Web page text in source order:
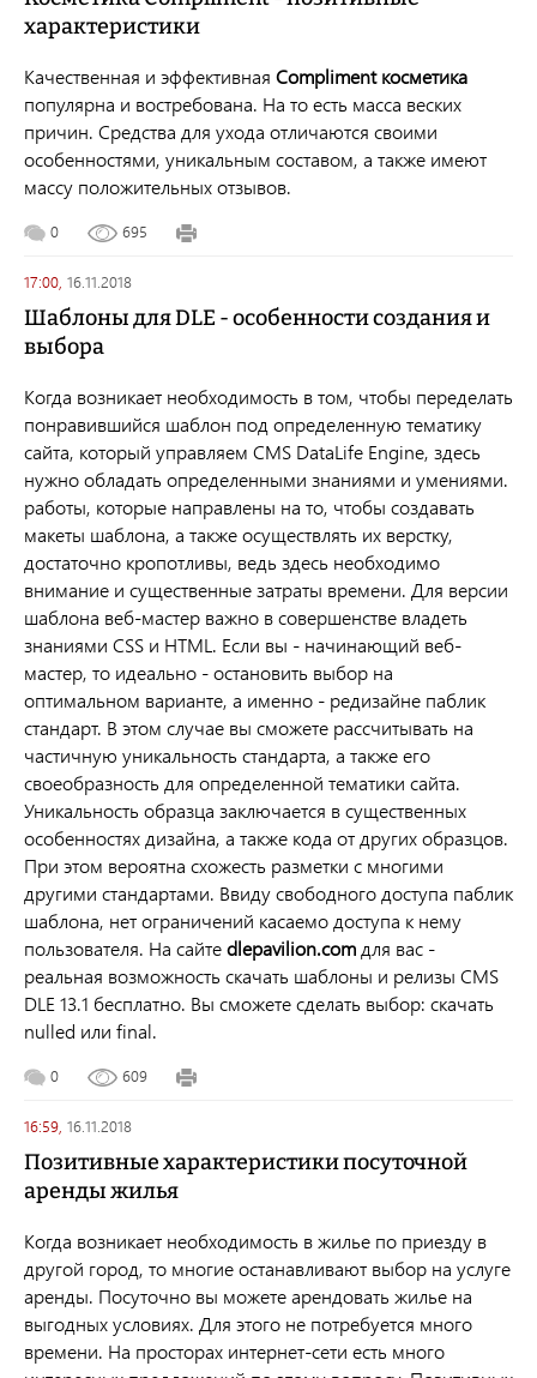
характеристики
Качественная и эффективная Compliment косметика
популярна и востребована. На то есть масса веских
причин. Средства для ухода отличаются своими
особенностями, уникальным составом, а также имеют
массу положительных отзывов.
0 695
17:00, 16.11.2018
Шаблоны для DLE - особенности создания и
выбора
Когда возникает необходимость в том, чтобы переделать
понравившийся шаблон под определенную тематику
сайта, который управляем CMS DataLife Engine, здесь
нужно обладать определенными знаниями и умениями.
работы, которые направлены на то, чтобы создавать
макеты шаблона, а также осуществлять их верстку,
достаточно кропотливы, ведь здесь необходимо
внимание и существенные затраты времени. Для версии
шаблона веб-мастер важно в совершенстве владеть
знаниями CSS и HTML. Если вы - начинающий веб-
мастер, то идеально - остановить выбор на
оптимальном варианте, а именно - редизайне паблик
стандарт. В этом случае вы сможете рассчитывать на
частичную уникальность стандарта, а также его
своеобразность для определенной тематики сайта.
Уникальность образца заключается в существенных
особенностях дизайна, а также кода от других образцов.
При этом вероятна схожесть разметки с многими
другими стандартами. Ввиду свободного доступа паблик
шаблона, нет ограничений касаемо доступа к нему
пользователя. На сайтеdlepavilion.com для вас -
реальная возможность скачать шаблоны и релизы CMS
DLE 13.1 бесплатно. Вы сможете сделать выбор: скачать
nulled или final.
0 609
16:59, 16.11.2018
Позитивные характеристики посуточной
аренды жилья
Когда возникает необходимость в жилье по приезду в
другой город, то многие останавливают выбор на услуге
аренды. Посуточно вы можете арендовать жилье на
выгодных условиях. Для этого не потребуется много
времени. На просторах интернет-сети есть много